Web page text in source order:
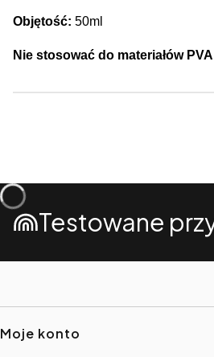
Objętość: 50ml
Nie stosować do materiałów
Testowane
Linki w stopce
Moje konto